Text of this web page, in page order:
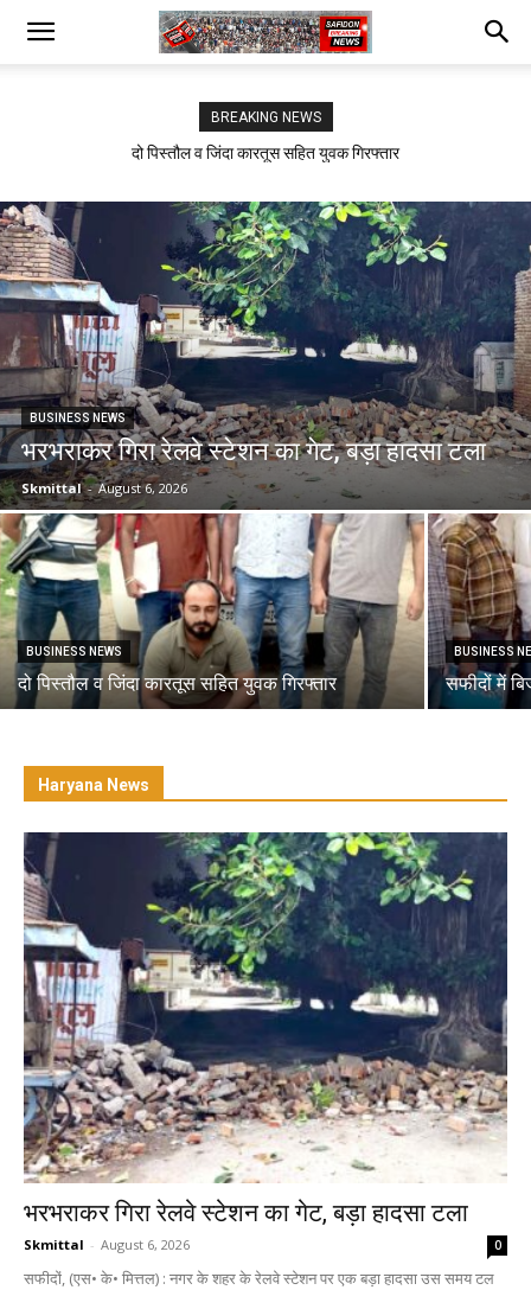
BREAKING NEWS
दो पिस्तौल व जिंदा कारतूस सहित युवक गिरफ्तार
सफीदों में बिजली कर्मचारियों का जोरदार प्रदर्शन
BUSINESS NEWS
भरभराकर गिरा रेलवे स्टेशन का गेट, बड़ा हादसा टला
Skmittal - August 6, 2026
BUSINESS NEWS
दो पिस्तौल व जिंदा कारतूस सहित युवक गिरफ्तार
BUSINESS
सफीदों में
Haryana News
भरभराकर गिरा रेलवे स्टेशन का गेट, बड़ा हादसा टला
Skmittal - August 6, 2026 0
सफीदों, (एस• के• मित्तल) : नगर के शहर के रेलवे स्टेशन पर एक बड़ा हादसा उस समय टल